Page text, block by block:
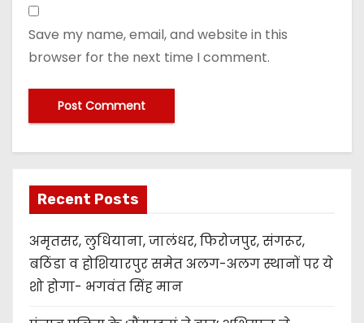
Save my name, email, and website in this
browser for the next time I comment.
Recent Posts
अमृतसर, लुधियाना, जालंधर, फिरोजपुर, संगरूर,
बठिंडा व होशियारपुर समेत अलग-अलग स्थानों पर ये
शो होगा- भगवंत सिंह मान